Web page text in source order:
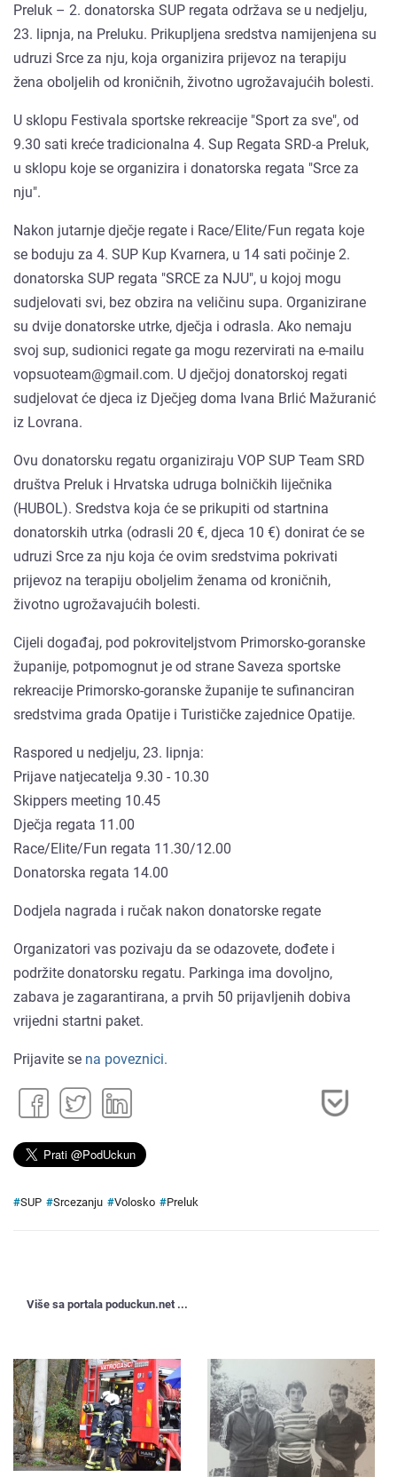
Preluk – 2. donatorska SUP regata održava se u nedjelju,
23. lipnja, na Preluku. Prikupljena sredstva namijenjena su
udruzi Srce za nju, koja organizira prijevoz na terapiju
žena oboljelih od kroničnih, životno ugrožavajućih bolesti.
U sklopu Festivala sportske rekreacije "Sport za sve", od
9.30 sati kreće tradicionalna 4. Sup Regata SRD-a Preluk,
u sklopu koje se organizira i donatorska regata "Srce za
nju".
Nakon jutarnje dječje regate i Race/Elite/Fun regata koje
se boduju za 4. SUP Kup Kvarnera, u 14 sati počinje 2.
donatorska SUP regata "SRCE za NJU", u kojoj mogu
sudjelovati svi, bez obzira na veličinu supa. Organizirane
su dvije donatorske utrke, dječja i odrasla. Ako nemaju
svoj sup, sudionici regate ga mogu rezervirati na e-mailu
vopsuoteam@gmail.com. U dječjoj donatorskoj regati
sudjelovat će djeca iz Dječjeg doma Ivana Brlić Mažuranić
iz Lovrana.
Ovu donatorsku regatu organiziraju VOP SUP Team SRD
društva Preluk i Hrvatska udruga bolničkih liječnika
(HUBOL). Sredstva koja će se prikupiti od startnina
donatorskih utrka (odrasli 20 €, djeca 10 €) donirat će se
udruzi Srce za nju koja će ovim sredstvima pokrivati
prijevoz na terapiju oboljelim ženama od kroničnih,
životno ugrožavajućih bolesti.
Cijeli događaj, pod pokroviteljstvom Primorsko-goranske
županije, potpomognut je od strane Saveza sportske
rekreacije Primorsko-goranske županije te sufinanciran
sredstvima grada Opatije i Turističke zajednice Opatije.
Raspored u nedjelju, 23. lipnja:
Prijave natjecatelja 9.30 - 10.30
Skippers meeting 10.45
Dječja regata 11.00
Race/Elite/Fun regata 11.30/12.00
Donatorska regata 14.00
Dodjela nagrada i ručak nakon donatorske regate
Organizatori vas pozivaju da se odazovete, dođete i
podržite donatorsku regatu. Parkinga ima dovoljno,
zabava je zagarantirana, a prvih 50 prijavljenih dobiva
vrijedni startni paket.
Prijavite se na poveznici.
#SUP #Srcezanju #Volosko #Preluk
Više sa portala poduckun.net ...